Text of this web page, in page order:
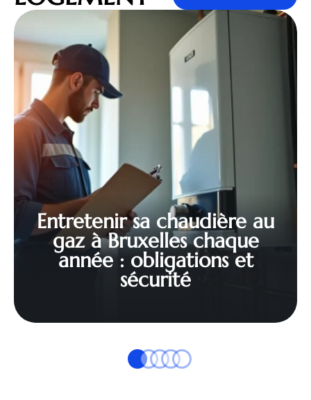
Entretenir sa chaudière au
gaz à Bruxelles chaque
année : obligations et
sécurité